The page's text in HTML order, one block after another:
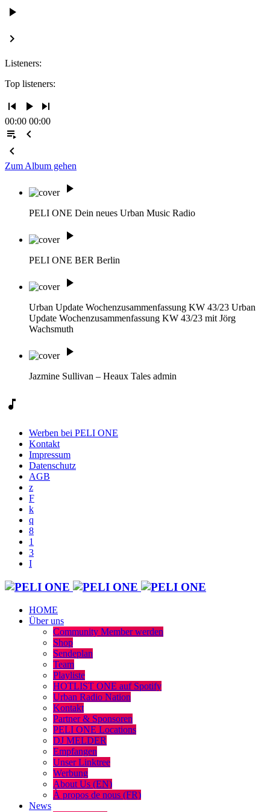
play_arrow
keyboard_arrow_right
Listeners:
Top listeners:
skip_previous play_arrow skip_next
00:00 00:00
playlist_play
chevron_left
chevron_left
Zum Album gehen
play_arrow
PELI ONE Dein neues Urban Music Radio
play_arrow
PELI ONE BER Berlin
play_arrow
Urban Update Wochenzusammenfassung KW 43/23 Urban
Update Wochenzusammenfassung KW 43/23 mit Jörg
Wachsmuth
play_arrow
Jazmine Sullivan – Heaux Tales admin
music_note
Werben bei PELI ONE
Kontakt
Impressum
Datenschutz
AGB
HOME
Über uns
Community Member werden
Shop
Sendeplan
Team
Playliste
HOTLIST ONE auf Spotify
Urban Radio Nation
Kontakt
Partner & Sponsoren
PELI ONE Locations
DJ MELDER
Empfangen
Unser Linktree
Werbung
About Us (EN)
À propos de nous (FR)
News